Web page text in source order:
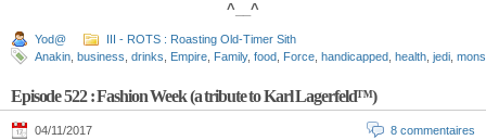
^__^
Yod@
III - ROTS : Roasting Old-Timer Sith
Anakin business drinks Empire Family, food Force handicapped health jedi
Episode 522 : Fashion Week (a tribute to Karl Lagerfeld™)
04/11/2017 8 commentaires